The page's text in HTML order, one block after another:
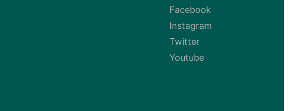
Facebook
Instagram
Twitter
Youtube